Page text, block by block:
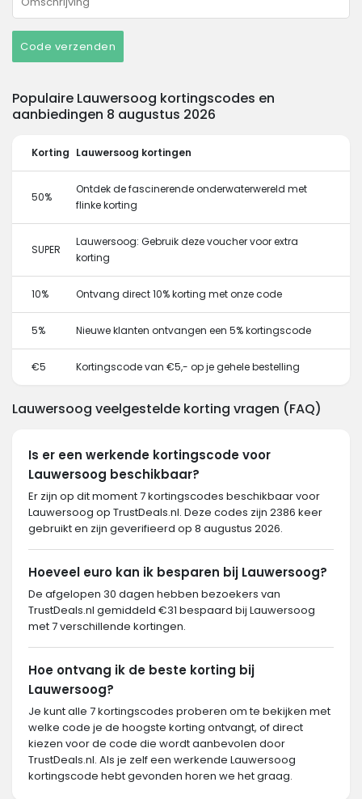
Code verzenden
Populaire Lauwersoog kortingscodes en
aanbiedingen 8 augustus 2026
Korting Lauwersoog kortingen
50%
Ontdek de fascinerende onderwaterwereld met
flinke korting
SUPER
Lauwersoog: Gebruik deze voucher voor extra
korting
10% Ontvang direct 10% korting met onze code
5% Nieuwe klanten ontvangen een 5% kortingscode
€5 Kortingscode van €5,- op je gehele bestelling
Lauwersoog veelgestelde korting vragen (FAQ)
Is er een werkende kortingscode voor
Lauwersoog beschikbaar?
Er zijn op dit moment 7 kortingscodes beschikbaar voor
Lauwersoog op TrustDeals.nl. Deze codes zijn 2386 keer
gebruikt en zijn geverifieerd op 8 augustus 2026.
Hoeveel euro kan ik besparen bij Lauwersoog?
De afgelopen 30 dagen hebben bezoekers van
TrustDeals.nl gemiddeld €31 bespaard bij Lauwersoog
met 7 verschillende kortingen.
Hoe ontvang ik de beste korting bij
Lauwersoog?
Je kunt alle 7 kortingscodes proberen om te bekijken met
welke code je de hoogste korting ontvangt, of direct
kiezen voor de code die wordt aanbevolen door
TrustDeals.nl. Als je zelf een werkende Lauwersoog
kortingscode hebt gevonden horen we het graag.